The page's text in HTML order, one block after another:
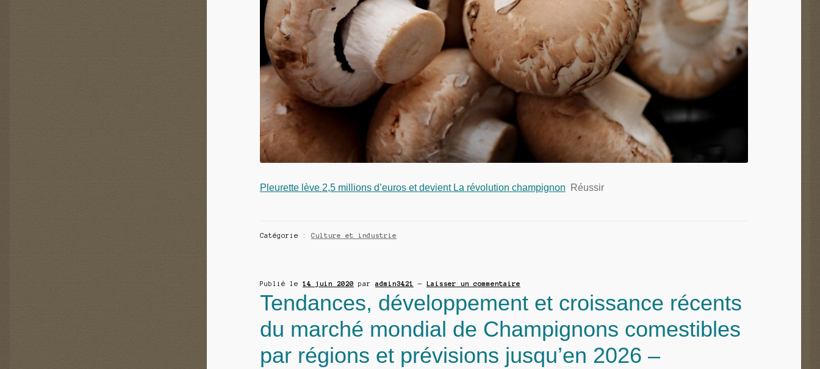
Pleurette lève 2,5 millions d’euros et devient La révolution champignon Réussir
Catégorie : Culture et industrie
Publié le 14 juin 2020 paradmin3421 — Laisser un commentaire
Tendances, développement et croissance récents
du marché mondial de Champignons comestibles
par régions et prévisions jusqu’en 2026 –